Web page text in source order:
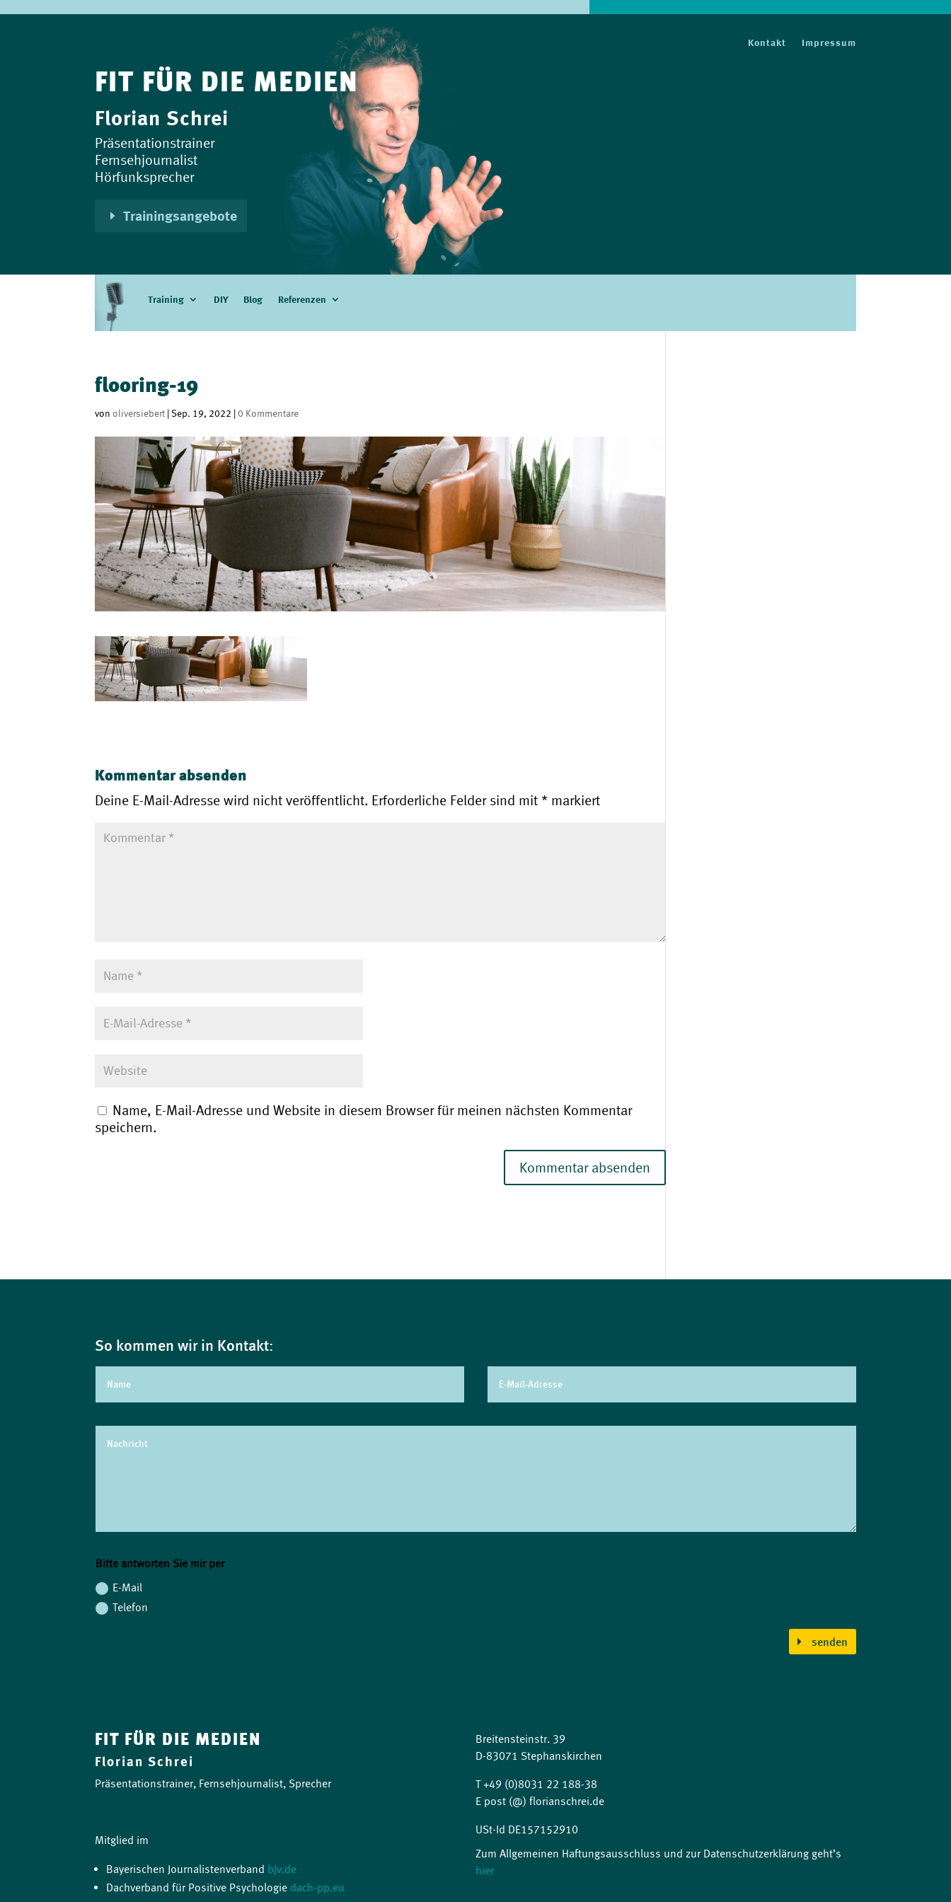
Kontakt Impressum
FIT FÜR DIE MEDIEN
Florian Schrei
Präsentationstrainer
Fernsehjournalist
Hörfunksprecher
Trainingsangebote
Training DIY Blog Referenzen
flooring-19
vonoliversiebert | Sep. 19, 2022 |0 Kommentare
Kommentar absenden
Deine E-Mail-Adresse wird nicht veröffentlicht. Erforderliche Felder sind mit * markiert
Name, E-Mail-Adresse und Website in diesem Browser für meinen nächsten Kommentar
speichern.
So kommen wir in Kontakt:
Bitte antworten Sie mir per
E-Mail
Telefon
senden
FIT FÜR DIE MEDIEN
Florian Schrei
Präsentationstrainer, Fernsehjournalist, Sprecher
Mitglied im
Bayerischen Journalistenverband bjv.de
Dachverband für Positive Psychologie dach-pp.eu
Breitensteinstr. 39
D-83071 Stephanskirchen
T +49 (0)8031 22 188-38
E post (@) florianschrei.de
USt-Id DE157152910
Zum Allgemeinen Haftungsausschluss und zur Datenschutzerklärung geht’s
hier